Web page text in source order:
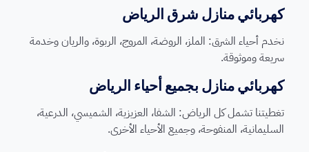
كهربائي منازل شرق الرياض
نخدم أحياء الشرق: الملز، الروضة، المروج، الربوة، والريان وخدمة
سريعة وموثوقة.
كهربائي منازل بجميع أحياء الرياض
تغطيتنا تشمل كل الرياض: الشفا، العزيزية، الشميسي، الدرعية،
السليمانية، المنفوحة، وجميع الأحياء الأخرى.